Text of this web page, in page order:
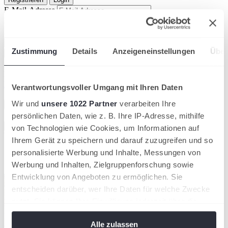
Zustimmung Details Anzeigeneinstellungen
Verantwortungsvoller Umgang mit Ihren Daten
Wir und unsere 1022 Partner verarbeiten Ihre
persönlichen Daten, wie z. B. Ihre IP-Adresse, mithilfe
von Technologien wie Cookies, um Informationen auf
Ihrem Gerät zu speichern und darauf zuzugreifen und so
personalisierte Werbung und Inhalte, Messungen von
Werbung und Inhalten, Zielgruppenforschung sowie
Entwicklung von Angeboten zu ermöglichen. Sie
entscheiden darüber, wer Ihre Daten für welche Zwecke
Cookie-Erklärung oder durch Klicken auf das Privacy
Trigger Symbol ändern oder widerrufen
Alle zulassen
E-Mail-Adresse
Passwort anzeigen
Registrieren
E-Mail-Adresse
Passwort vergessen?
Eingeloggt bleiben
Einloggen
Suche
Sucher
Vorschläge
Tennisnahe Sportarten